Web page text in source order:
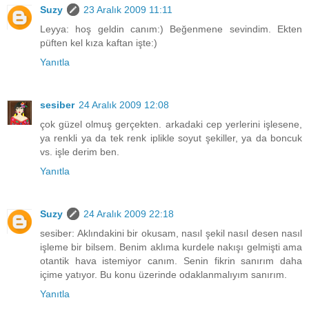
Suzy
23 Aralık 2009 11:11
Leyya: hoş geldin canım:) Beğenmene sevindim. Ekten
püften kel kıza kaftan işte:)
Yanıtla
sesiber 24 Aralık 2009 12:08
çok güzel olmuş gerçekten. arkadaki cep yerlerini işlesene,
ya renkli ya da tek renk iplikle soyut şekiller, ya da boncuk
vs. işle derim ben.
Yanıtla
Suzy
24 Aralık 2009 22:18
sesiber: Aklındakini bir okusam, nasıl şekil nasıl desen nasıl
işleme bir bilsem. Benim aklıma kurdele nakışı gelmişti ama
otantik hava istemiyor canım. Senin fikrin sanırım daha
içime yatıyor. Bu konu üzerinde odaklanmalıyım sanırım.
Yanıtla